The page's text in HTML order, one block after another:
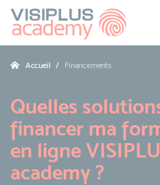
Accueil Financements
Quelles
financer ma
en ligne
academy ?